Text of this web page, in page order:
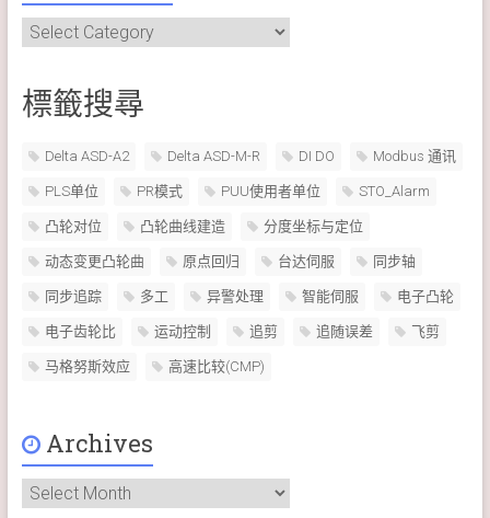
Categories
標籤搜尋
Delta ASD-A2 Delta ASD-M-R DI DO Modbus 通讯
PLS单位 PR模式 PUU使用者单位 STO_Alarm
凸轮对位 凸轮曲线建造 分度坐标与定位
动态变更凸轮曲 原点回归 台达伺服 同步轴
同步追踪 多工 异警处理 智能伺服 电子凸轮
电子齿轮比 运动控制 追剪 追随误差 飞剪
马格努斯效应 高速比较(CMP)
Archives
Archives